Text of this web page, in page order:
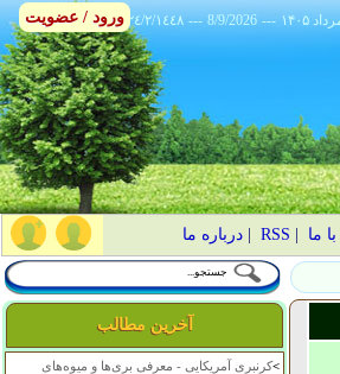
٢٤/٢/١٤٤٨ --- 8/9/2026 ---
ما RSS
|درباره ما
آخرین مطالب
>کرنبری آمریکایی - معرفی بری‌ها و میوه‌های
ورود / عضویت